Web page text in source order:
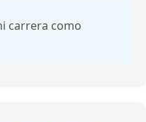
carrera como